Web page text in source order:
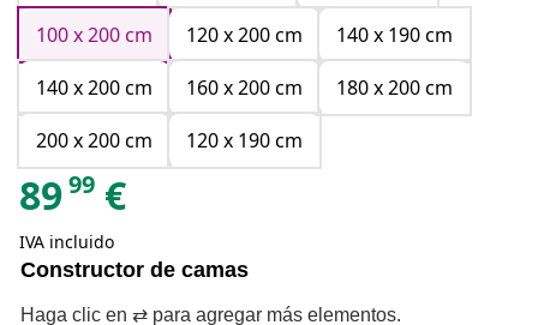
100 x 200 cm
120 x 200 cm
140 x 190 cm
140 x 200 cm
160 x 200 cm
180 x 200 cm
200 x 200 cm
120 x 190 cm
8999 €
IVA incluido